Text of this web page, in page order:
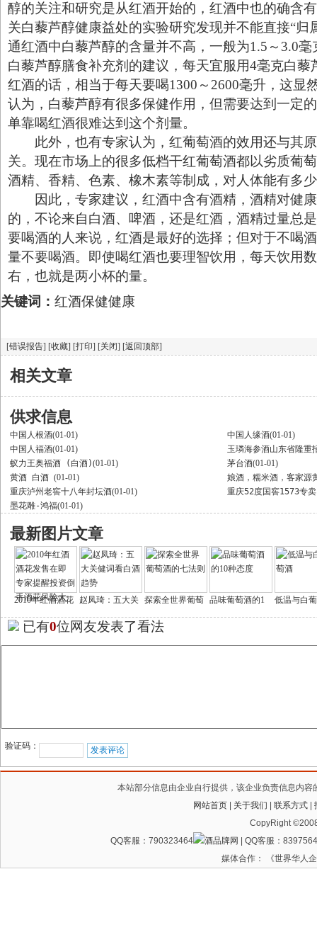
醇的关注和研究是从红酒开始的，红酒中也的确含
关白藜芦醇健康益处的实验研究发现并不能直接“归
通红酒中白藜芦醇的含量并不高，一般为1.5～3.0
白藜芦醇膳食补充剂的建议，每天宜服用4毫克白藜
红酒的话，相当于每天要喝1300～2600毫升，这显
认为，白藜芦醇有很多保健作用，但需要达到一定
单靠喝红酒很难达到这个剂量。
此外，也有专家认为，红葡萄酒的效用还与其原
关。现在市场上的很多低档干红葡萄酒都以劣质葡
酒精、香精、色素、橡木素等制成，对人体能有多
因此，专家建议，红酒中含有酒精，酒精对健康
的，不论来自白酒、啤酒，还是红酒，酒精过量总
要喝酒的人来说，红酒是最好的选择；但对于不喝
量不要喝酒。即使喝红酒也要理智饮用，每天饮用
右，也就是两小杯的量。
关键词： 红酒保健健康
[错误报告] [收藏] [打印] [关闭] [返回顶部]
相关文章
供求信息
中国人根酒(01-01) 中国人缘酒(01-01)
中国人福酒(01-01)
玉璘海参酒山东省隆
蚁力王奥福酒 (白酒)(01-01) 茅台酒(01-01)
黄酒 白酒 (01-01)
娘酒，糯米酒，客家源
重庆泸州老窖十八年封坛酒(01-01)
重庆52度国窖1573专
墨花雕-鸿福(01-01)
最新图片文章
2010年红酒酒花 赵凤琦：五大关 探索全世界葡萄 品味葡萄酒的1 低温与白
已有0位网友发表了看法
验证码：
本站部分信息由企业自行提供，该企业负责信息内
网站首页| 关于我们 联系方式|
CopyRight
QQ客服：790323464
| QQ客服：
媒体合作： 《世界华人